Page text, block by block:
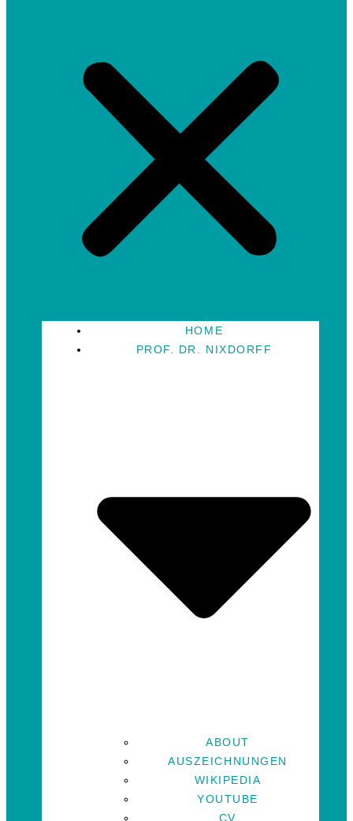
HOME
PROF. DR. NIXDORFF
ABOUT
AUSZEICHNUNGEN
WIKIPEDIA
YOUTUBE
CV